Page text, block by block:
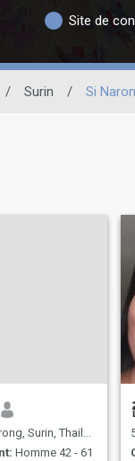
Site de
/ Surin / Si
Surin, Thailande
Homme 42 - 61